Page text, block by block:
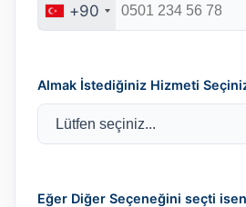
+90
Almak İstediğiniz Hizmeti
Eğer Diğer Seçeneğini seçti